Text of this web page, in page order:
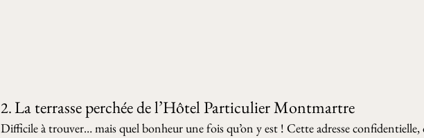
2. La terrasse perchée de l’Hôtel Particulier Montmartre
Difficile à trouver… mais quel bonheur une fois qu’on y est ! Cette adresse confidentielle,